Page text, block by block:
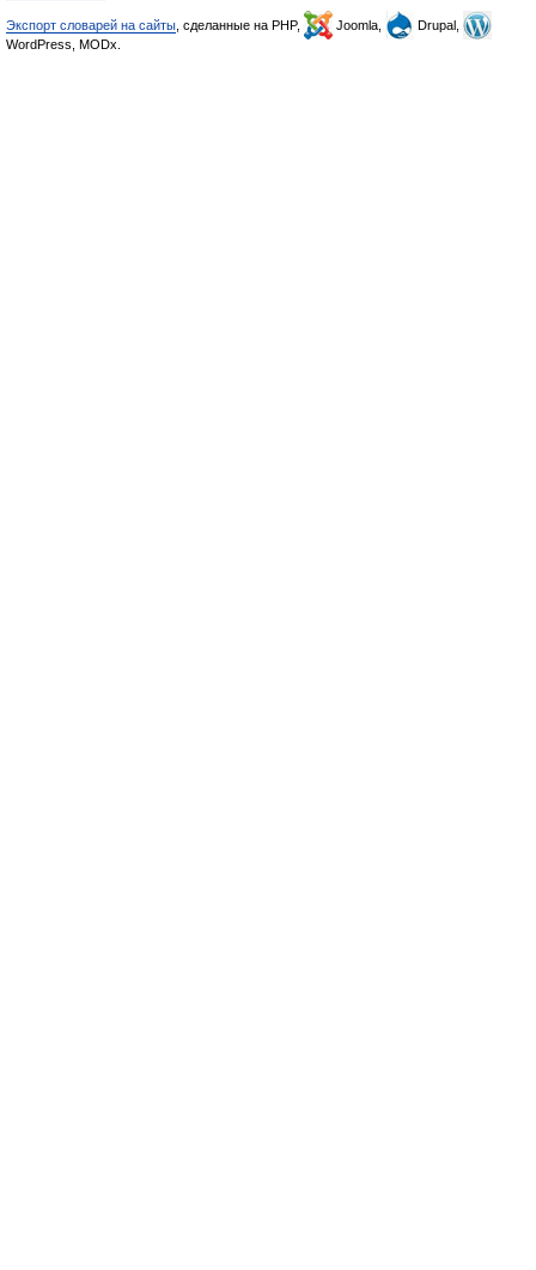
Экспорт словарей на сайты , сделанные на PHP, Joomla,
Drupal,
WordPress, MODx.